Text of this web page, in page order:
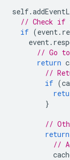
self.
// Check if
if (event .
event .
// Go
return
//
if (
}
//
return
//